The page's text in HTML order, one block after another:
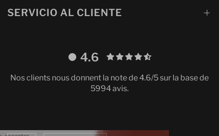
SERVICIO AL CLIENTE
4.6
Nos clients nous donnent la note de 4.6/5 sur la base de
5994 avis.